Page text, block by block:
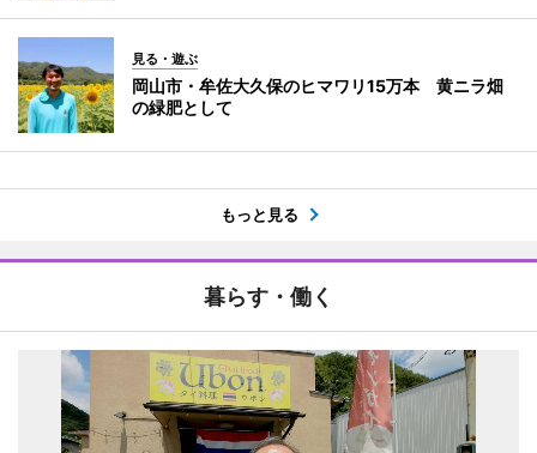
見る・遊ぶ
岡山市・牟佐大久保のヒマワリ15万本 黄ニラ畑
の緑肥として
もっと見る
暮らす・働く